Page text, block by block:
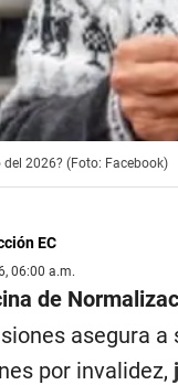
2026? (Foto: Facebook)
EC
06:00 a.m.
de
asegura
por invalidez,